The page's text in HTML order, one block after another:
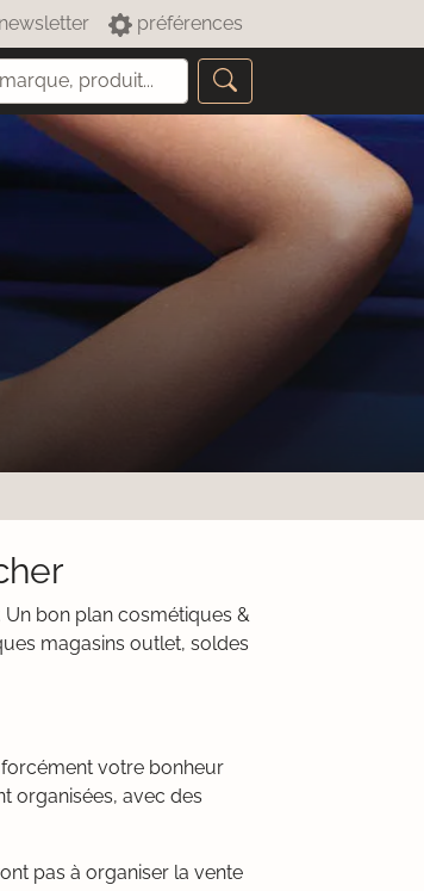
newsletter préférences
Un bon plan cosmétiques &
magasins outlet, soldes
votre bonheur
organisées, avec des
pas à organiser la vente